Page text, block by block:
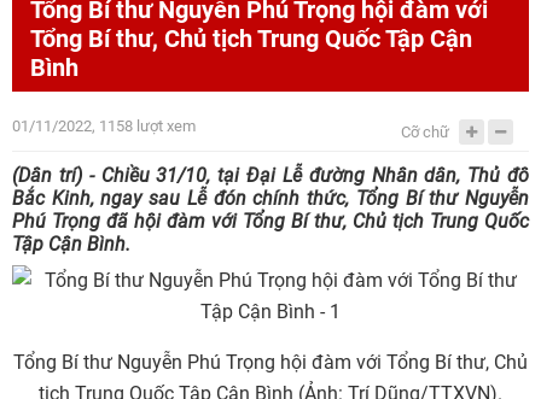
Tổng Bí thư Nguyễn Phú Trọng hội đàm với
Tổng Bí thư, Chủ tịch Trung Quốc Tập Cận
Bình
01/11/2022, 1158 lượt xem Cỡ chữ
(Dân trí) - Chiều 31/10, tại Đại Lễ đường Nhân dân, Thủ đô
Bắc Kinh, ngay sau Lễ đón chính thức, Tổng Bí thư Nguyễn
Phú Trọng đã hội đàm với Tổng Bí thư, Chủ tịch Trung Quốc
Tập Cận Bình.
Tổng Bí thư Nguyễn Phú Trọng hội đàm với Tổng Bí thư, Chủ
tịch Trung Quốc Tập Cận Bình (Ảnh: Trí Dũng/TTXVN).